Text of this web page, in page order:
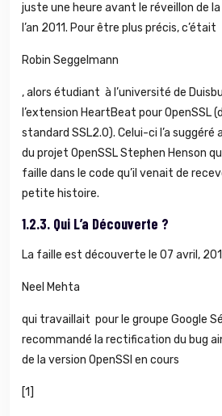
juste une heure avant le réveillon de
l’an 2011. Pour être plus précis, c’était
Robin Seggelmann
, alors étudiant à l’université de
l’extension HeartBeat pour OpenSSL
standard SSL2.0). Celui-ci l’a
du projet OpenSSL Stephen Henson
faille dans le code qu’il venait de
petite histoire.
1.2.3. Qui L’a Découverte ?
La faille est découverte le 07 avril,
Neel Mehta
qui travaillait pour le groupe Google
recommandé la rectification du bug
de la version OpenSSl en cours
[1]